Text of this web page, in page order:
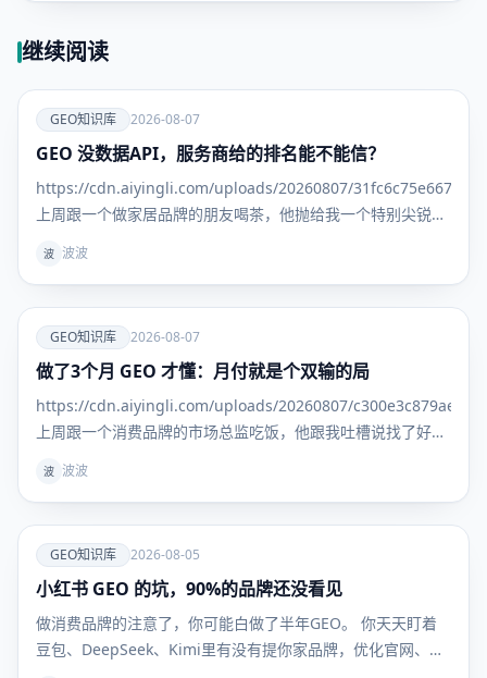
继续阅读
爱
GEO知识
GEO知识库 2026-08-07
GEO 没数据API，服务商给的排名能不能信？
https://cdn.aiyingli.com/uploads/20260807/
上周跟一个做家居品牌的朋友喝茶，他抛给我一个特别尖锐的
样。更离谱
波 波波
爱
GEO知识
库
GEO知识库 2026-08-07
做了3个月 GEO 才懂：月付就是个双输的局
https://cdn.aiyingli.com/uploads/20260807/
上周跟一个消费品牌的市场总监吃饭，他跟我吐槽说找了好几
月，效果好
波 波波
爱
GEO知识
GEO知识库 2026-08-05
小红书 GEO 的坑，90%的品牌还没看见
做消费品牌的注意了，你可能白做了半年GEO。 你天天盯着
豆包、DeepSeek、Kimi里有没有提你家品牌，优化官网、发